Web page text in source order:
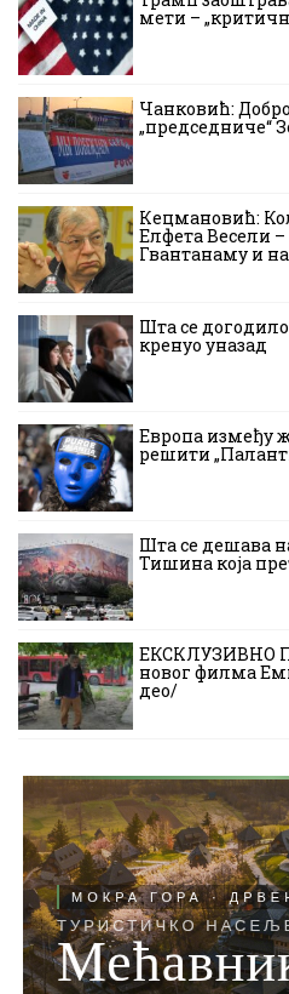
мети –
Чанковић:
„председниче“
Кецмановић:
Елфета Весели
Гвантанаму и
Шта се догодило
кренуо уназад
Европа између
решити
Шта се дешава
Тишина која
ЕКСКЛУЗИВНО
новог филма
део/